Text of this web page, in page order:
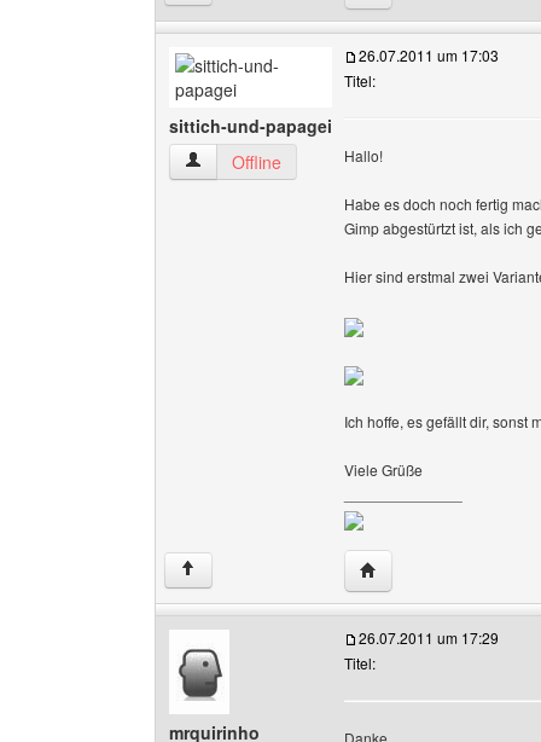
sittich-und-papagei
sittich-und-papagei Benutzer-Profile anzeigen
Offline
26.07.2011 um 17:03
Titel:
Hallo!
Habe es doch noch fertig
Gimp abgestürtzt ist, als ich
Hier sind erstmal zwei
Ich hoffe, es gefällt dir, sonst
Viele Grüße
↑ Website dieses
mrquirinho
26.07.2011 um 17:29
Titel:
Danke,